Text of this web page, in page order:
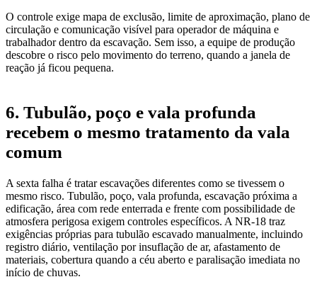
O controle exige mapa de exclusão, limite de aproximação, plano de
circulação e comunicação visível para operador de máquina e
trabalhador dentro da escavação. Sem isso, a equipe de produção
descobre o risco pelo movimento do terreno, quando a janela de
reação já ficou pequena.
6. Tubulão, poço e vala profunda
recebem o mesmo tratamento da vala
comum
A sexta falha é tratar escavações diferentes como se tivessem o
mesmo risco. Tubulão, poço, vala profunda, escavação próxima a
edificação, área com rede enterrada e frente com possibilidade de
atmosfera perigosa exigem controles específicos. A NR-18 traz
exigências próprias para tubulão escavado manualmente, incluindo
registro diário, ventilação por insuflação de ar, afastamento de
materiais, cobertura quando a céu aberto e paralisação imediata no
início de chuvas.